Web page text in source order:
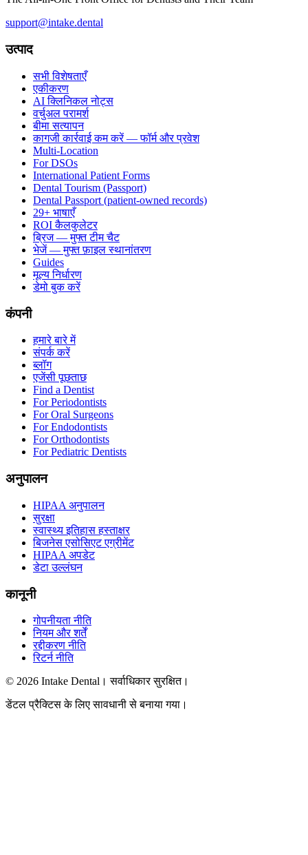
support@intake.dental
उत्पाद
सभी विशेषताएँ
एकीकरण
AI क्लिनिकल नोट्स
वर्चुअल परामर्श
बीमा सत्यापन
कागजी कार्रवाई कम करें — फॉर्म और प्रवेश
Multi-Location
For DSOs
International Patient Forms
Dental Tourism (Passport)
Dental Passport (patient-owned records)
29+ भाषाएँ
ROI कैलकुलेटर
ब्रिज — मुफ्त टीम चैट
भेजें — मुफ्त फ़ाइल स्थानांतरण
Guides
मूल्य निर्धारण
डेमो बुक करें
कंपनी
हमारे बारे में
संपर्क करें
ब्लॉग
एजेंसी पूछताछ
Find a Dentist
For Periodontists
For Oral Surgeons
For Endodontists
For Orthodontists
For Pediatric Dentists
अनुपालन
HIPAA अनुपालन
सुरक्षा
स्वास्थ्य इतिहास हस्ताक्षर
बिजनेस एसोसिएट एग्रीमेंट
HIPAA अपडेट
डेटा उल्लंघन
कानूनी
गोपनीयता नीति
नियम और शर्तें
रद्दीकरण नीति
रिटर्न नीति
© 2026 Intake Dental। सर्वाधिकार सुरक्षित।
डेंटल प्रैक्टिस के लिए सावधानी से बनाया गया।